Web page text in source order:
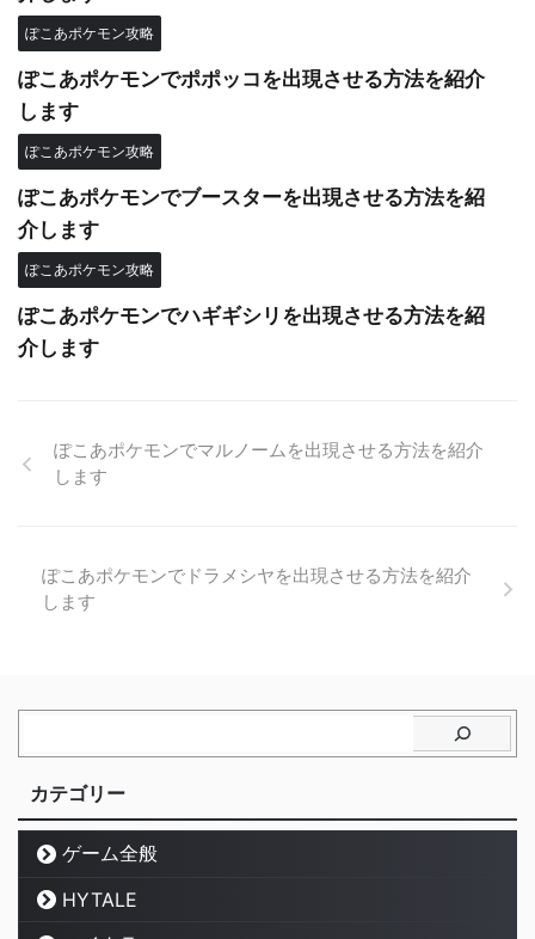
ぽこあポケモン攻略
ぽこあポケモンでポポッコを出現させる方法を紹介
します
ぽこあポケモン攻略
ぽこあポケモンでブースターを出現させる方法を紹
介します
ぽこあポケモン攻略
ぽこあポケモンでハギギシリを出現させる方法を紹
介します
ぽこあポケモンでマルノームを出現させる方法を紹介
します
ぽこあポケモンでドラメシヤを出現させる方法を紹介
します
カテゴリー
ゲーム全般
HYTALE